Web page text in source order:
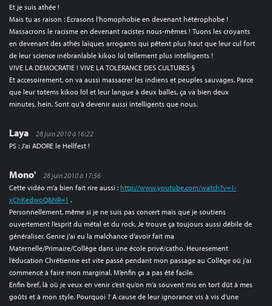
Et je suis athée !
Mais tu as raison : Ecrasons l’homophobie en devenant hétérophobe !
Massacrons le racisme en devenant racistes nous-mêmes ! Tuons les croyants
en devenant des athés laïques arrogants qui pêtent plus haut que leur cul fort
de leur science inébranlable kikoo lol tellement plus intelligents !
VIVE LA DEMOCRATIE ! VIVE LA TOLERANCE DES CULTURES §
Et accesoirement, on va aussi massacrer les indiens et peuples sauvages. Parce
que leur totems kikoo lol et leur langue à deux balles, ça va bien deux
minutes, hein. Sont qu’à devenir aussi intelligents que nous.
Laya
28 juin 2010 à 16:22
PS : J’ai ADORE le Hellfest !
Mono'
28 juin 2010 à 17:56
Cette vidéo m’a bien fait rire aussi : http://www.youtube.com/watch?v=1-
xChKedwoQ&NR=1 .
Personnellement, même si je ne suis pas concert mais que je soutiens
ouvertement l’esprit du métal et du rock. Je trouve ça toujours aussi débile de
généraliser. Genre j’ai eu la malchance d’avoir fait ma
Maternelle/Primaire/Collège dans une école privé/catho. Heuresement
l’éducation Chrétienne est vite passé pendant mon passage au Collège où j’ai
commencé à faire mon marginal. M’enfin ça a pas été facile.
Enfin bref, là où je veux en venir c’est qu’on m’a souvent mis en tort dût à mes
goûts et à mon style. Pourquoi ? A cause de leur ignorance vis à vis d’une